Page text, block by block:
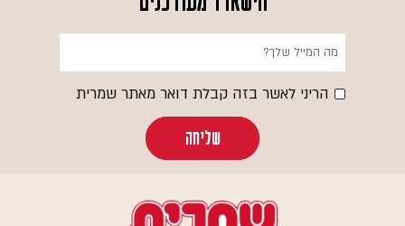
שאלות ותשובות
הריני לאשר בזה קבלת דואר מאתר שמרית
שליחה